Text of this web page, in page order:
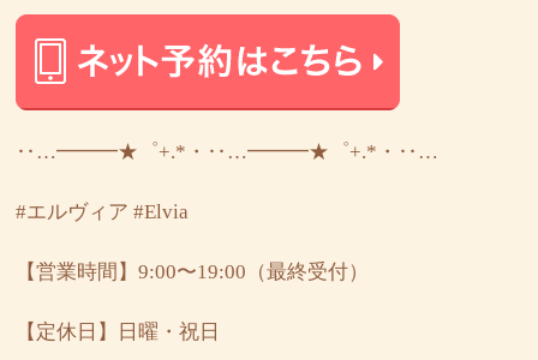
‥…━━━★゜+.*・‥…━━━★゜+.*・‥…
#エルヴィア #Elvia
【営業時間】9:00〜19:00（最終受付）
【定休日】日曜・祝日